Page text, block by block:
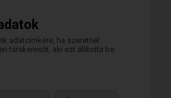
adatcímkére, ha szeretnél
társkeresőt, aki ezt állította be.